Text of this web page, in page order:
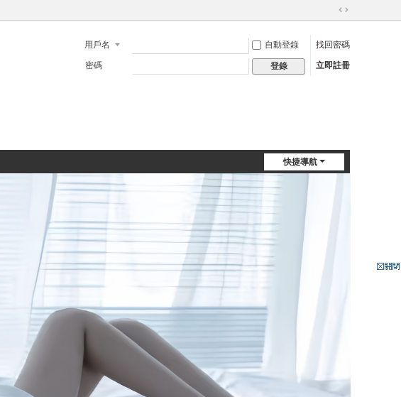
切
到
寬
版
用戶名 自動登錄 找回密碼
密碼 登錄 立即註冊
快捷導航